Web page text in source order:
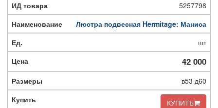
5257798
Люстра подвесная Hermitage: Маниса
шт
42 000
в53 д60
КУПИТЬ